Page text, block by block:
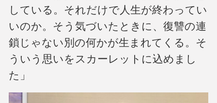
している。それだけで人生が終わってい
いのか。そう気づいたときに、復讐の連
鎖じゃない別の何かが生まれてくる。そ
ういう思いをスカーレットに込めまし
た」